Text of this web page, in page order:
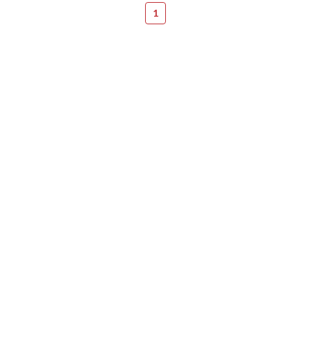
1